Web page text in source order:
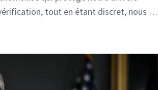
tout en étant discret, nous …